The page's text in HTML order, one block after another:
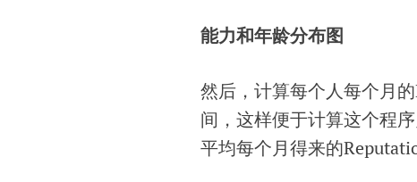
能力和年龄分布图
然后，计算每个人每个月
间，这样便于计算这个程
平均每个月得来的